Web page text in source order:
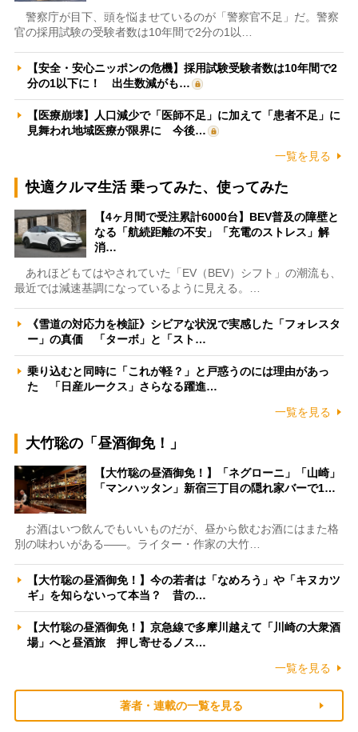
警察庁が目下、頭を悩ませているのが「警察官不足」だ。警察
官の採用試験の受験者数は10年間で2分の1以…
【安全・安心ニッポンの危機】採用試験受験者数は10年間で2
分の1以下に！ 出生数減がも…
【医療崩壊】人口減少で「医師不足」に加えて「患者不足」に
見舞われ地域医療が限界に 今後…
一覧を見る
快適クルマ生活 乗ってみた、使ってみた
【4ヶ月間で受注累計6000台】BEV普及の障壁と
なる「航続距離の不安」「充電のストレス」解
消…
あれほどもてはやされていた「EV（BEV）シフト」の潮流も、
最近では減速基調になっているように見える。…
《雪道の対応力を検証》シビアな状況で実感した「フォレスタ
ー」の真価 「ターボ」と「スト…
乗り込むと同時に「これが軽？」と戸惑うのには理由があっ
た 「日産ルークス」さらなる躍進…
一覧を見る
大竹聡の「昼酒御免！」
【大竹聡の昼酒御免！】「ネグローニ」「山崎」
「マンハッタン」新宿三丁目の隠れ家バーで1…
お酒はいつ飲んでもいいものだが、昼から飲むお酒にはまた格
別の味わいがある――。ライター・作家の大竹…
【大竹聡の昼酒御免！】今の若者は「なめろう」や「キヌカツ
ギ」を知らないって本当？ 昔の…
【大竹聡の昼酒御免！】京急線で多摩川越えて「川崎の大衆酒
場」へと昼酒旅 押し寄せるノス…
一覧を見る
著者・連載の一覧を見る